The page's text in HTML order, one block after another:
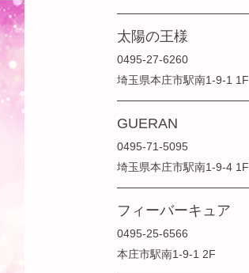
太陽の王様
0495-27-6260
埼玉県本庄市駅南1-9-1 1F
GUERAN
0495-71-5095
埼玉県本庄市駅南1-9-4 1F
フィーバーキュア
0495-25-6566
本庄市駅南1-9-1 2F